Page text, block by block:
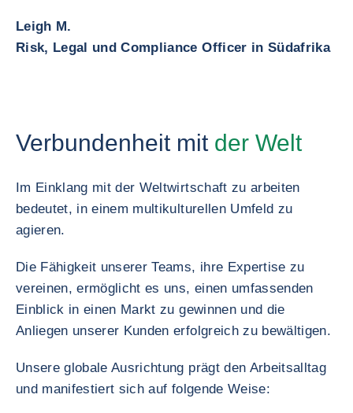
Leigh M.
Risk, Legal und Compliance Officer in Südafrika
Verbundenheit mit der Welt
Im Einklang mit der Weltwirtschaft zu arbeiten
bedeutet, in einem multikulturellen Umfeld zu
agieren.
Die Fähigkeit unserer Teams, ihre Expertise zu
vereinen, ermöglicht es uns, einen umfassenden
Einblick in einen Markt zu gewinnen und die
Anliegen unserer Kunden erfolgreich zu bewältigen.
Unsere globale Ausrichtung prägt den Arbeitsalltag
und manifestiert sich auf folgende Weise: